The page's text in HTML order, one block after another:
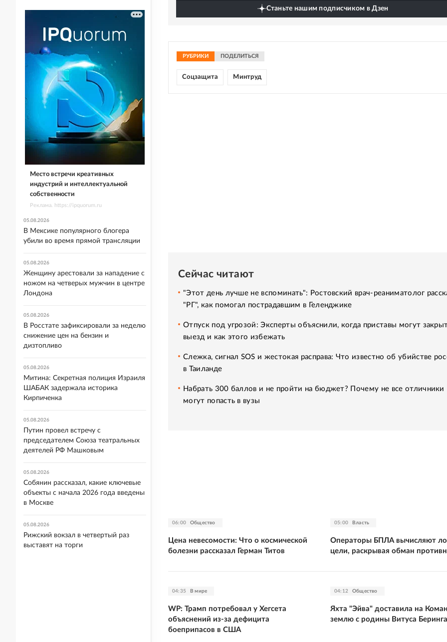
Станьте нашим подписчиком в Дзен
РУБРИКИ ПОДЕЛИТЬСЯ
Соцзащита Минтруд
Сейчас читают
"Этот день лучше не вспоминать": Ростовский врач-реаниматолог
"РГ", как помогал пострадавшим в Геленджике
Отпуск под угрозой: Эксперты объяснили, когда приставы могут
выезд и как этого избежать
Слежка, сигнал SOS и жестокая расправа: Что известно об убийстве
в Таиланде
Набрать 300 баллов и не пройти на бюджет? Почему не все отличники
могут попасть в вузы
06:00 Общество
Цена невесомости: Что о космической
болезни рассказал Герман Титов
05:00 Власть
Операторы БПЛА вычисляют
цели, раскрывая обман
04:35 В мире
WP: Трамп потребовал у Хегсета
объяснений из-за дефицита
боеприпасов в США
04:12 Общество
Яхта "Эйва" доставила на
землю с родины Витуса Беринга
Место встречи креативных
индустрий и интеллектуальной
собственности
Реклама. https://ipquorum.ru
05.08.2026
В Мексике популярного блогера
убили во время прямой трансляции
05.08.2026
Женщину арестовали за нападение с
ножом на четверых мужчин в центре
Лондона
05.08.2026
В Росстате зафиксировали за неделю
снижение цен на бензин и
дизтопливо
05.08.2026
Митина: Секретная полиция Израиля
ШАБАК задержала историка
Кирпиченка
05.08.2026
Путин провел встречу с
председателем Союза театральных
деятелей РФ Машковым
05.08.2026
Собянин рассказал, какие ключевые
объекты с начала 2026 года введены
в Москве
05.08.2026
Рижский вокзал в четвертый раз
выставят на торги